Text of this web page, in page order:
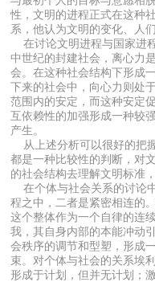
性，文明的进程正式在这种
系，他认为文明的变化、人
在讨论文明进程与国家进
中世纪的封建社会，离心力
会。在这种社会结构下形成
下来的社会中，向心力则处
范围内的安定，而这种安定
互依赖性的加强形成一种较
产生。
从上述分析可以很好的把
都是一种比较性的判断，对
的社会结构去理解文明标准
在个体与社会关系的讨论
程之中，二者是紧密相连的
这个整体作为一个自律的连
我，其自身内部的本能冲动
会秩序的调节和型塑，形成
束。对个体与社会的关系埃
形成于计划，但并无计划；